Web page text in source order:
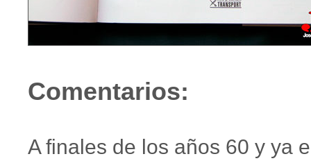
Comentarios:
A finales de los años 60 y ya